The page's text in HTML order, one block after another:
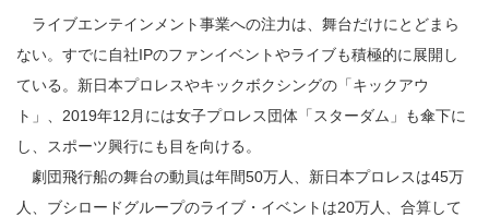
ライブエンテインメント事業への注力は、舞台だけにとどまら
ない。すでに自社IPのファンイベントやライブも積極的に展開し
ている。新日本プロレスやキックボクシングの「キックアウ
ト」、2019年12月には女子プロレス団体「スターダム」も傘下に
し、スポーツ興行にも目を向ける。
劇団飛行船の舞台の動員は年間50万人、新日本プロレスは45万
人、ブシロードグループのライブ・イベントは20万人、合算して